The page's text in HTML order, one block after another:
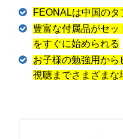
FEONALは中国の
豊富な付属品がセッ
をすぐに始められる
お子様の勉強用か
視聴までさまざまな